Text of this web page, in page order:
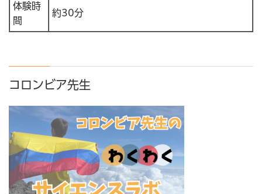
体験時
間
約30分
コロンビア先生